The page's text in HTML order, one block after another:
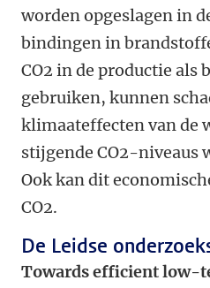
worden opgeslagen in
bindingen in
CO2 in de productie als
gebruiken, kunnen
klimaateffecten van de
stijgende CO2-niveaus
Ook kan dit
CO2.
De Leidse
Towards efficient low-